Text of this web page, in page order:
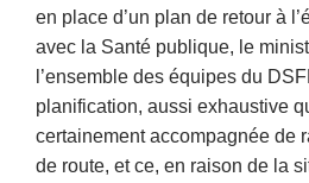
en place d’un plan de retour à
avec la Santé publique, le
l’ensemble des équipes du
planification, aussi exhaustive
certainement accompagnée de
de route, et ce, en raison de la